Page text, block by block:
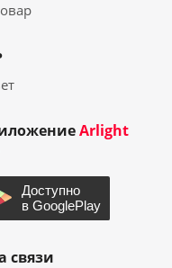
Arlight
связи